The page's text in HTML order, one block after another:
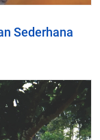
Sederhana